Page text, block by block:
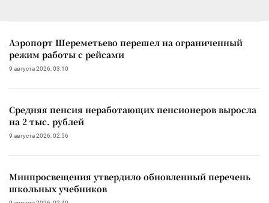
Аэропорт Шереметьево перешел на ограниченный
режим работы с рейсами
9 августа 2026, 03:10
Средняя пенсия неработающих пенсионеров выросла
на 2 тыс. рублей
9 августа 2026, 02:56
Минпросвещения утвердило обновленный перечень
школьных учебников